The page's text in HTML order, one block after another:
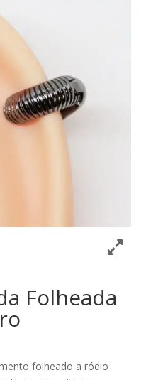
Folheada
folheado a ródio